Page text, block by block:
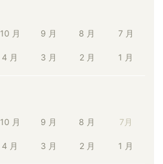
10 月 9 月 8 月 7 月
4 月 3 月 2 月 1 月
10 月 9 月 8 月 7月
4 月 3 月 2 月 1 月